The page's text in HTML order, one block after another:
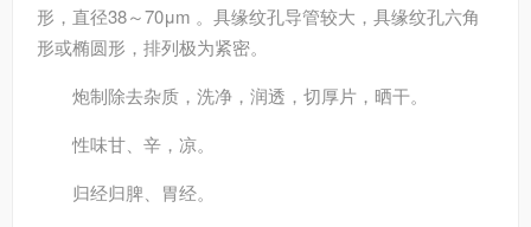
形，直径38～70μm 。具缘纹孔导管较大，具缘纹孔六角
形或椭圆形，排列极为紧密。
炮制除去杂质，洗净，润透，切厚片，晒干。
性味甘、辛，凉。
归经归脾、胃经。